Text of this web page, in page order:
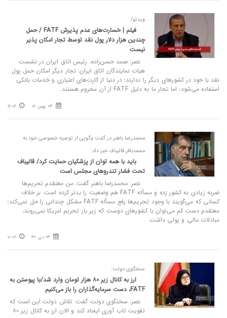
ویدئو/
فیلم | خسارت‌های عدم پذیرش FATF / حمل
چندین هزار دلار پول نقد توسط تجار امکان پذیر
نیست
نصر: صمد حسن‌زاده، رئیس اتاق ایران در نشست
هیات نمایندگان اتاق ایران: تجار دیگر امکان حمل پول
نقد با خود در کشورهای دیگر را ندارند؛ در دنیا از کارت‌های اعتباری و خدمات بانکی
استفاده می‌شود؛ اما تجار ما به دلیل FATF از آن محروم هستند.
03 بهمن 02 12:06
محمدرضا باهنر در گفت وگویی از توصیه خصوصی خود به
محمدباقر قالیباف خبر داد:
باید با همه توان از پزشکیان حمایت کرد/ قالیباف
تحت فشار تندرو‌های مجلس است
نصر: محمدرضا باهنر گفت: من معتقدم تحریم‌ها
ضربه زیادی به کشور زده و مسأله FATF هم وضعیت را بدتر کرده است. بر خلاف
کسانی که می‌گویند با وجود تحریم‌ها رفع مسأله FATF مشکل چندانی را حل نمی‌کند؛
معتقدم دست کم می‌توان با کشور‌های دوست که زیر بار تحریم امریکا نمی‌روند،
مبادلات مالی و پولی داشت.
03 دی 30 10:06
سخنگوی دولت:
ارز به کانال زیر ۸۰ هزار تومان وارد شد/با پیوستن به
FATF، دست سرمایه‌گذاران را باز می‌کنیم
نصر: سخنگوی دولت گفت: تلاش دولت این است که
تقویت تاب آوری ایجاد کند و الان ارز به کانال زیر ۸۰